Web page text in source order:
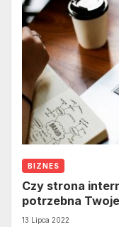
BIZNES
Czy strona
potrzebna
13 Lipca 2022